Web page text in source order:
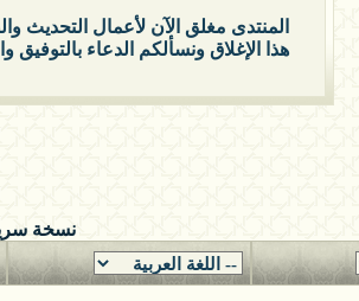
المنتدى مغلق الآن لأعمال التحديث
هذا الإغلاق ونسألكم الدعاء بالتوفيق
نسخة